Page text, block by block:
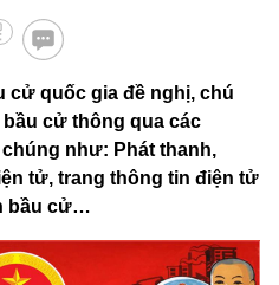
cử quốc gia đề nghị, chú
cử thông qua các
như: Phát thanh,
tử, trang thông tin điện tử
bầu cử…